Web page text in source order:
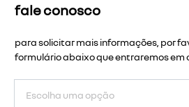
fale conosco
para solicitar mais informações, por
formulário abaixo que entraremos